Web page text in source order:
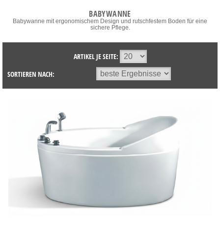
BABYWANNE
Babywanne mit ergonomischem Design und rutschfestem Boden für eine
sichere Pflege.
ARTIKEL JE SEITE:
SORTIEREN NACH: